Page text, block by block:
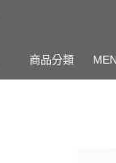
商品分類